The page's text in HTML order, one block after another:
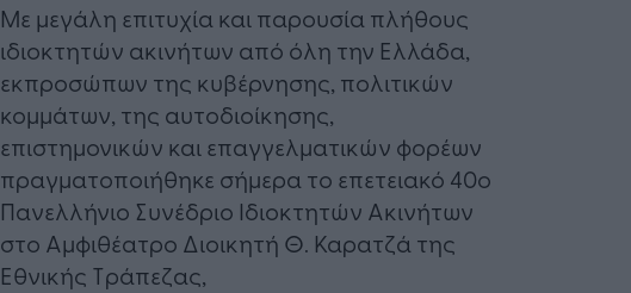
Με μεγάλη επιτυχία και παρουσία πλήθους
ιδιοκτητών ακινήτων από όλη την Ελλάδα,
εκπροσώπων της κυβέρνησης, πολιτικών
κομμάτων, της αυτοδιοίκησης,
επιστημονικών και επαγγελματικών φορέων
πραγματοποιήθηκε σήμερα το επετειακό 40ο
Πανελλήνιο Συνέδριο Ιδιοκτητών Ακινήτων
στο Αμφιθέατρο Διοικητή Θ. Καρατζά της
Εθνικής Τράπεζας,